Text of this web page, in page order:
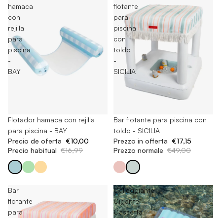
hamaca
con
rejilla
para
piscina
-
BAY
Esaurito
Flotador hamaca con rejilla
para piscina - BAY
Precio de oferta €10,00
Precio habitual €16,99
flotante
para
piscina
con
toldo
-
SICILIA
Esaurito
Bar flotante para piscina con
toldo - SICILIA
Prezzo in offerta €17,15
Prezzo normale €49,00
Bar
flotante
para
Galleggiante
Gigante
Cassetta